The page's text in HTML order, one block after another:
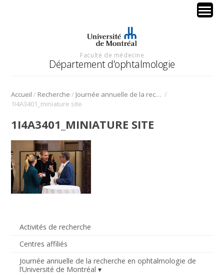
Faculté de médecine
Département d'ophtalmologie
Accueil / Recherche / Journée annuelle de la recherche en ophtalmologie de l’Université de Montréal /
1I4A3401_miniature site
Activités de recherche
Centres affiliés
Journée annuelle de la recherche en ophtalmologie de
l’Université de Montréal
1I4A3401_MINIATURE SITE